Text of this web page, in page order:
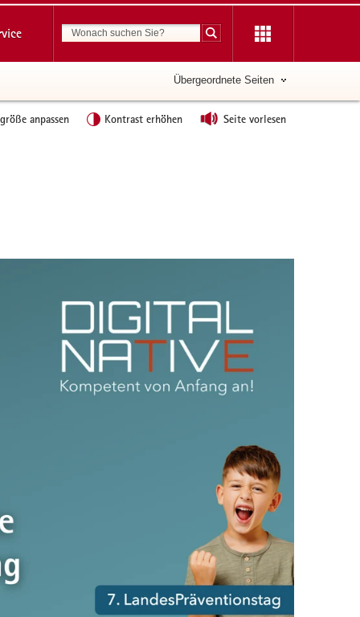
Suchbegriff
Suche starten
Übergeordnete Seiten
anpassen Kontrast erhöhen Seite vorlesen